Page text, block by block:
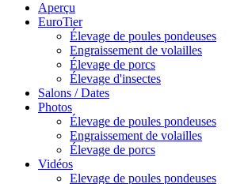
Aperçu
EuroTier
Élevage de poules pondeuses
Engraissement de volailles
Élevage de porcs
Élevage d'insectes
Salons / Dates
Photos
Élevage de poules pondeuses
Engraissement de volailles
Élevage de porcs
Vidéos
Elevage de poules pondeuses